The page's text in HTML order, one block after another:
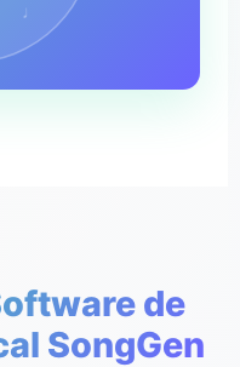
♩
de
SongGen